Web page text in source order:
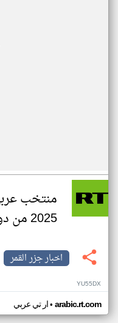
منتخب
2025 من دور المجموعات
اخبار جزر القمر
YU55DX
ار تي عربي• arabic.rt.com